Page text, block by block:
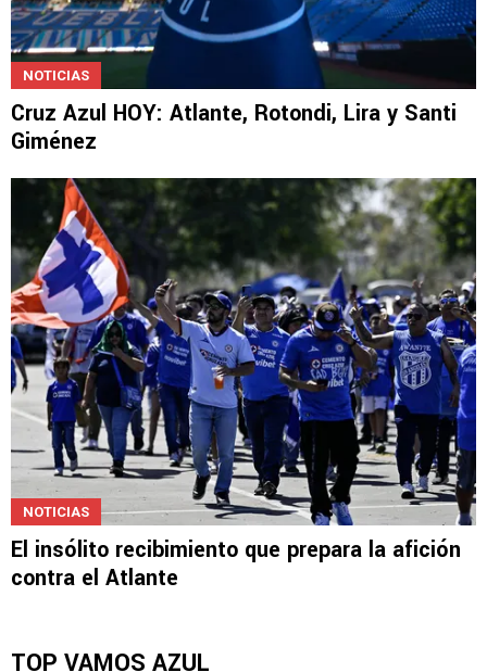
NOTICIAS
Cruz Azul HOY: Atlante, Rotondi, Lira y Santi
Giménez
NOTICIAS
El insólito recibimiento que prepara la afición
contra el Atlante
TOP VAMOS AZUL